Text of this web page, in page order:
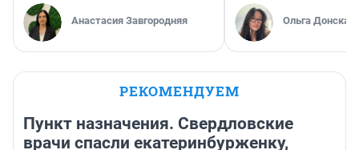
Анастасия Завгородняя Ольга Донская
РЕКОМЕНДУЕМ
Пункт назначения. Свердловские
врачи спасли екатеринбурженку,